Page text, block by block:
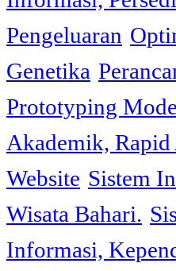
Pengeluaran
Genetika
Prototyping
Akademik,
Website Sistem
Wisata Bahari.
Informasi,